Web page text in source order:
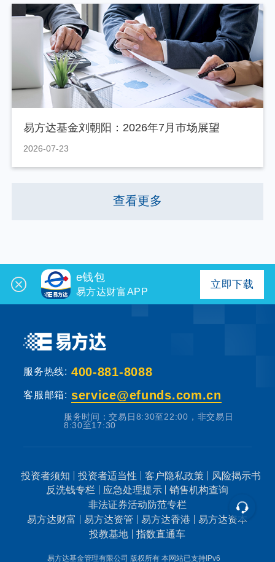
易方达基金刘朝阳：2026年7月市场展望
2026-07-23
查看更多
e钱包
易方达财富APP
立即下载
服务热线: 400-881-8088
客服邮箱: service@efunds.com.cn
服务时间：交易日8:30至22:00，非交易日
8:30至17:30
投资者须知 投资者适当性 客户隐私政策
风险揭示书
反洗钱专栏
应急处理提示
销售机构查询
非法证券活动防范专栏
易方达财富
易方达资管 易方达香港
易方达资本
投教基地
指数直通车
易方达基金管理有限公司 版权所有 本网站已支持IPv6